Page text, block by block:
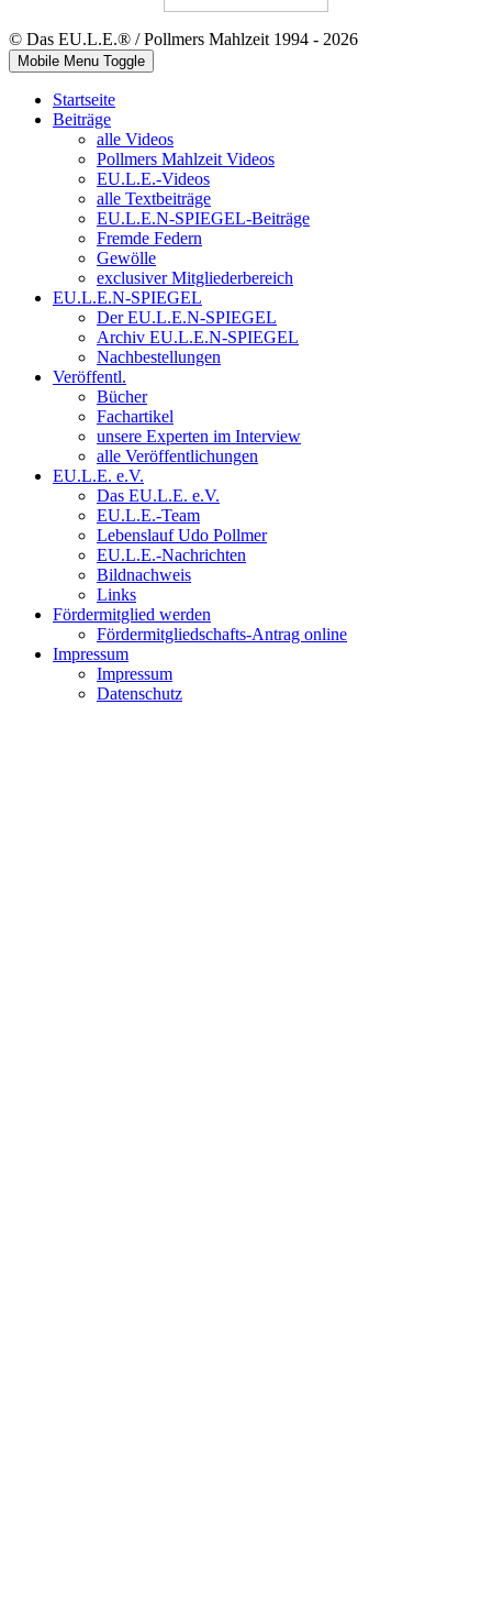
© Das EU.L.E.® / Pollmers Mahlzeit 1994 - 2026
Mobile Menu Toggle
Startseite
Beiträge
alle Videos
Pollmers Mahlzeit Videos
EU.L.E.-Videos
alle Textbeiträge
EU.L.E.N-SPIEGEL-Beiträge
Fremde Federn
Gewölle
exclusiver Mitgliederbereich
EU.L.E.N-SPIEGEL
Der EU.L.E.N-SPIEGEL
Archiv EU.L.E.N-SPIEGEL
Nachbestellungen
Veröffentl.
Bücher
Fachartikel
unsere Experten im Interview
alle Veröffentlichungen
EU.L.E. e.V.
Das EU.L.E. e.V.
EU.L.E.-Team
Lebenslauf Udo Pollmer
EU.L.E.-Nachrichten
Bildnachweis
Links
Fördermitglied werden
Fördermitgliedschafts-Antrag online
Impressum
Impressum
Datenschutz